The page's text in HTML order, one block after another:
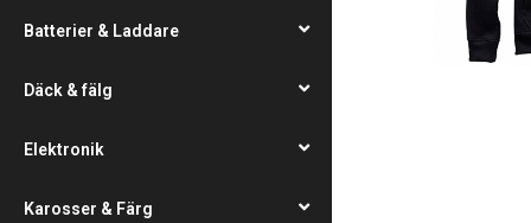
Batterier & Laddare
Däck & fälg
Elektronik
Karosser & Färg